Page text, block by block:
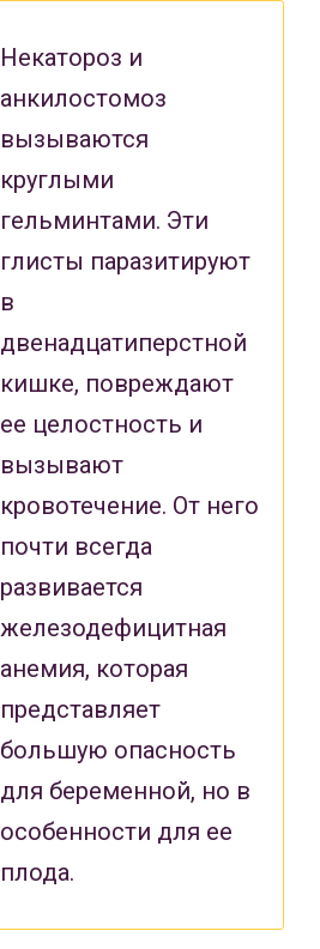
Некатороз и
анкилостомоз
вызываются
круглыми
гельминтами. Эти
глисты паразитируют
в
двенадцатиперстной
кишке, повреждают
ее целостность и
вызывают
кровотечение. От него
почти всегда
развивается
железодефицитная
анемия, которая
представляет
большую опасность
для беременной, но в
особенности для ее
плода.